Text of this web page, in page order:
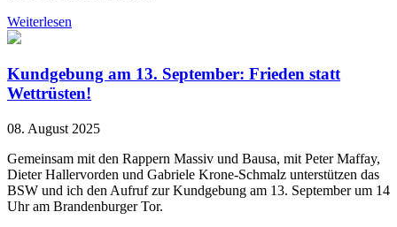
Weiterlesen
Kundgebung am 13. September: Frieden statt
Wettrüsten!
08. August 2025
Gemeinsam mit den Rappern Massiv und Bausa, mit Peter Maffay,
Dieter Hallervorden und Gabriele Krone-Schmalz unterstützen das
BSW und ich den Aufruf zur Kundgebung am 13. September um 14
Uhr am Brandenburger Tor.